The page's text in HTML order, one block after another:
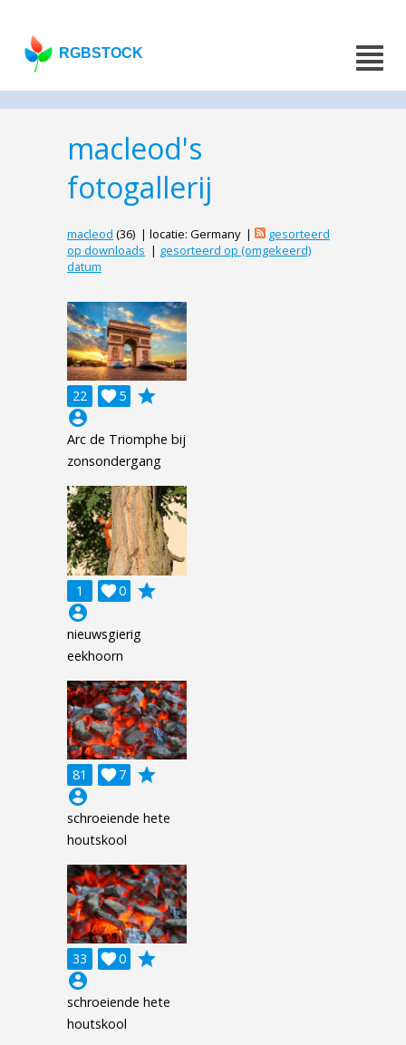
RGBSTOCK
macleod's
fotogallerij
macleod (36) | locatie: Germany |
gesorteerd
op downloads | gesorteerd op (omgekeerd)
datum
22 5

grade
account_circle
Arc de Triomphe bij
zonsondergang
1 0

grade
account_circle
nieuwsgierig
eekhoorn
81 7

grade
account_circle
schroeiende hete
houtskool
33 0

grade
account_circle
schroeiende hete
houtskool